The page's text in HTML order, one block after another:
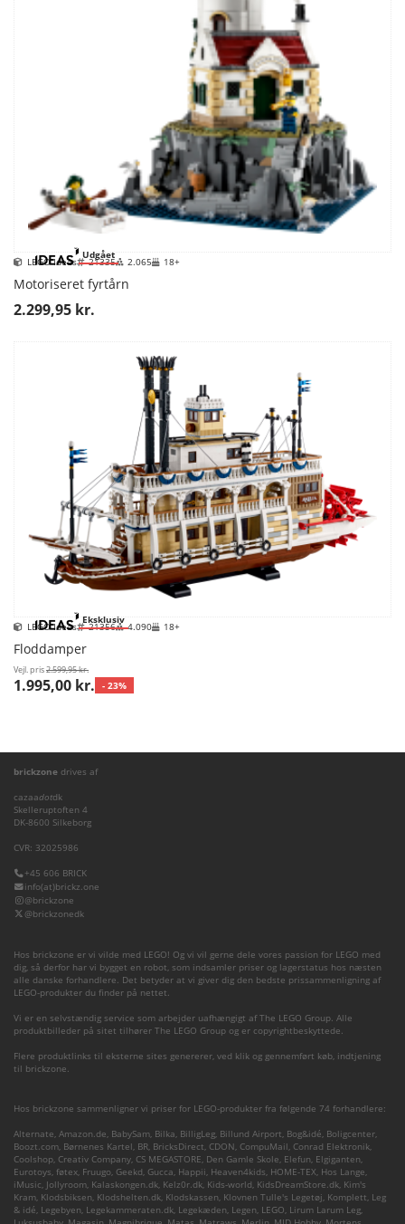
Udgået
LEGO Ideas 21335 2.065 18+
Motoriseret fyrtårn
2.299,95 kr.
Eksklusiv
LEGO Ideas 21356 4.090 18+
Floddamper
Vejl. pris2.599,95 kr.
1.995,00 kr. - 23%
brickzone drives af
cazaadotdk
Skelleruptoften 4
DK-8600 Silkeborg
CVR: 32025986
+45 606 BRICK
info(at)brickz.one
@brickzone
@brickzonedk
Hos brickzone er vi vilde med LEGO! Og vi vil gerne dele vores passion for LEGO med
dig, så derfor har vi bygget en robot, som indsamler priser og lagerstatus hos næsten
alle danske forhandlere. Det betyder at vi giver dig den bedste prissammenligning af
LEGO-produkter du finder på nettet.
Vi er en selvstændig service som arbejder uafhængigt af The LEGO Group. Alle
produktbilleder på sitet tilhører The LEGO Group og er copyrightbeskyttede.
Flere produktlinks til eksterne sites genererer, ved klik og gennemført køb, indtjening
til brickzone.
Hos brickzone sammenligner vi priser for LEGO-produkter fra følgende 74 forhandlere:
Alternate, Amazon.de, BabySam, Bilka, BilligLeg, Billund Airport, Bog&idé, Boligcenter,
Boozt.com, Børnenes Kartel, BR, BricksDirect, CDON, CompuMail, Conrad Elektronik,
Coolshop, Creativ Company, CS MEGASTORE, Den Gamle Skole, Elefun, Elgiganten,
Eurotoys, føtex, Fruugo, Geekd, Gucca, Happii, Heaven4kids, HOME-TEX, Hos Lange,
iMusic, Jollyroom, Kalaskongen.dk, Kelz0r.dk, Kids-world, KidsDreamStore.dk, Kim's
Kram, Klodsbiksen, Klodshelten.dk, Klodskassen, Klovnen Tulle's Legetøj, Komplett, Leg
& idé, Legebyen, Legekammeraten.dk, Legekæden, Legen, LEGO, Lirum Larum Leg,